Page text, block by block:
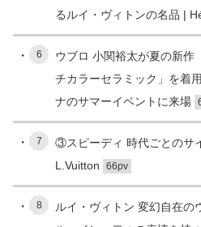
るルイ・ヴィトンの名品 |
6
ウブロ 小関裕太が夏の新作
チカラーセラミック」を着
ナのサマーイベントに来場
7
③スピーディ 時代ごとのサ
L.Vuitton
66pv
8
ルイ・ヴィトン 変幻自在の